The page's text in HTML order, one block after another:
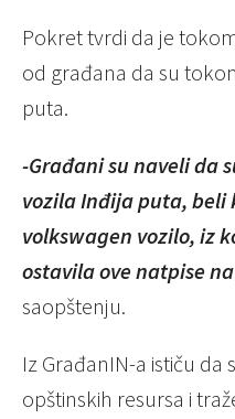
Pokret tvrdi da je
od građana da su
puta.
-Građani su naveli da
vozila Inđija puta, beli
volkswagen vozilo, iz
ostavila ove natpise
saopštenju.
Iz GrađanIN-a ističu
opštinskih resursa i